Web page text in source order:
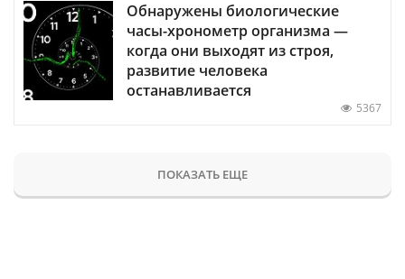
Обнаружены биологические
часы-хронометр организма —
когда они выходят из строя,
развитие человека
останавливается
5367
ПОКАЗАТЬ ЕЩЕ